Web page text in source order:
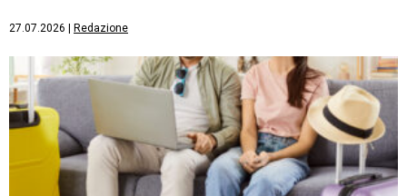
27.07.2026 Redazione